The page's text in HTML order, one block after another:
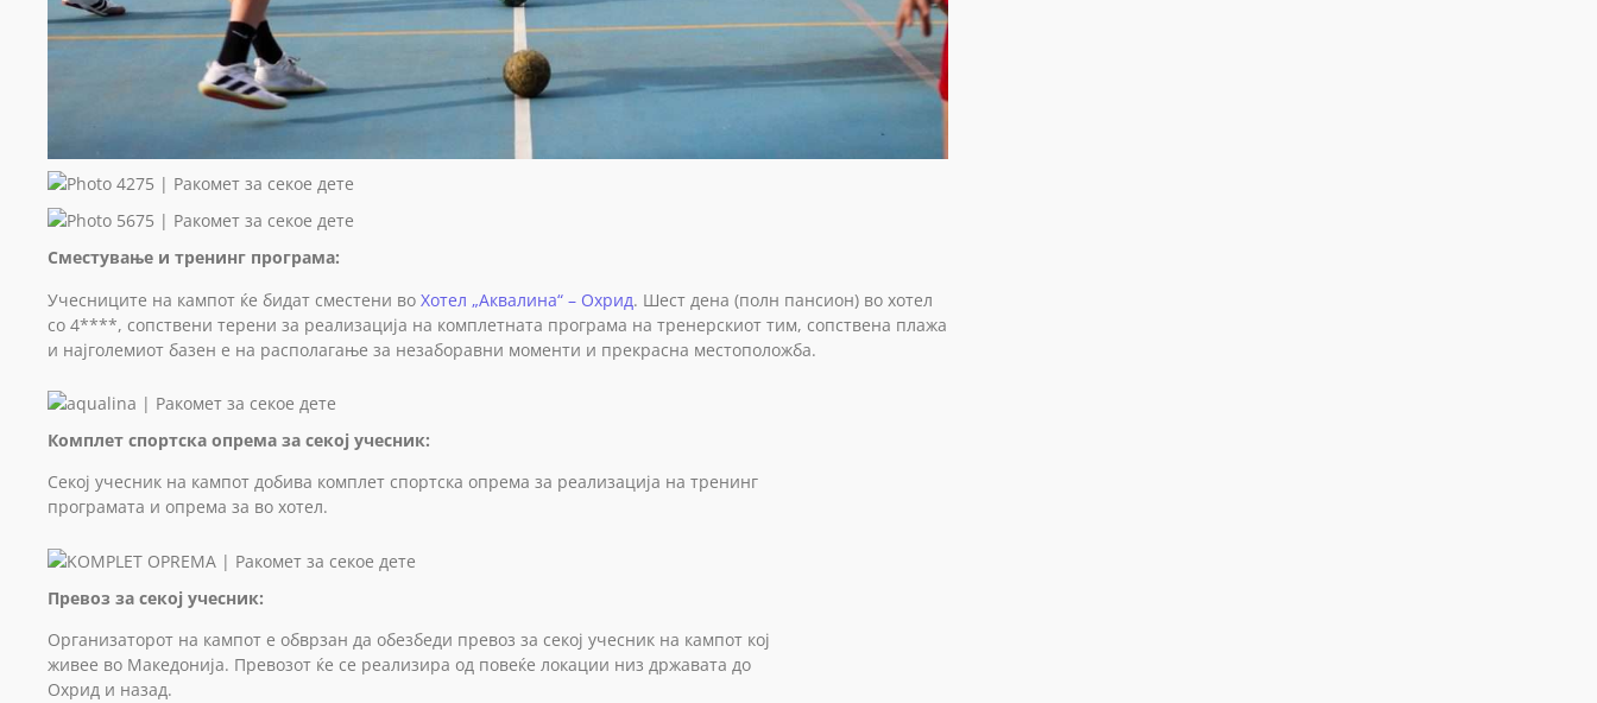
Сместување и тренинг програма:
Учесниците на кампот ќе бидат сместени во Хотел „Аквалина“ – Охрид. Шест дена (полн пансион) во хотел
со 4****, сопствени терени за реализација на комплетната програма на тренерскиот тим, сопствена плажа
и најголемиот базен е на располагање за незаборавни моменти и прекрасна местоположба.
Комплет спортска опрема за секој учесник:
Секој учесник на кампот добива комплет спортска опрема за реализација на тренинг
програмата и опрема за во хотел.
Превоз за секој учесник:
Организаторот на кампот е обврзан да обезбеди превоз за секој учесник на кампот кој
живее во Македонија. Превозот ќе се реализира од повеќе локации низ државата до
Охрид и назад.